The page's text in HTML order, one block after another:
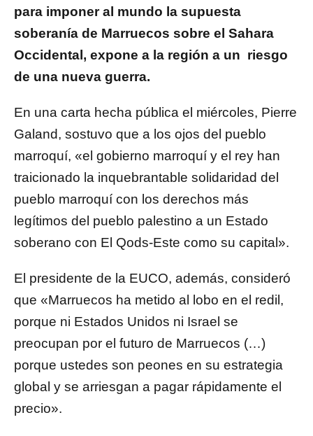
para imponer al mundo la supuesta
soberanía de Marruecos sobre el Sahara
Occidental, expone a la región a un riesgo
de una nueva guerra.
En una carta hecha pública el miércoles, Pierre
Galand, sostuvo que a los ojos del pueblo
marroquí, «el gobierno marroquí y el rey han
traicionado la inquebrantable solidaridad del
pueblo marroquí con los derechos más
legítimos del pueblo palestino a un Estado
soberano con El Qods-Este como su capital».
El presidente de la EUCO, además, consideró
que «Marruecos ha metido al lobo en el redil,
porque ni Estados Unidos ni Israel se
preocupan por el futuro de Marruecos (…)
porque ustedes son peones en su estrategia
global y se arriesgan a pagar rápidamente el
precio».